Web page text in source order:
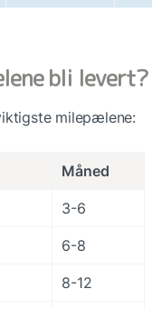
bli levert?
milepælene:
Måned
3-6
6-8
8-12